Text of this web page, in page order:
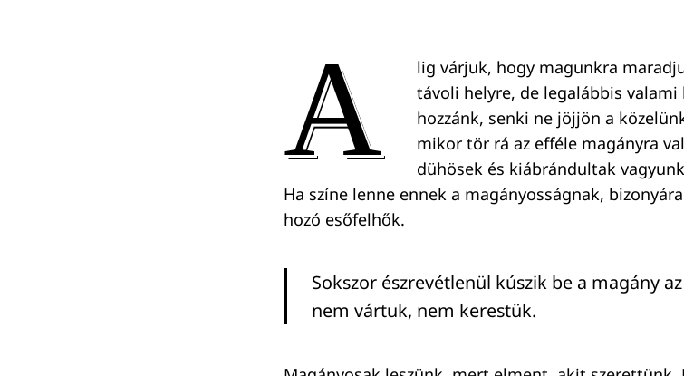
A
lig várjuk, hogy magunkra
távoli helyre, de legalábbis valami
hozzánk, senki ne jöjjön a
mikor tör rá az efféle magányra
dühösek és kiábrándultak
Ha színe lenne ennek a magányosságnak,
hozó esőfelhők.
Sokszor észrevétlenül kúszik be a magány
nem vártuk, nem kerestük.